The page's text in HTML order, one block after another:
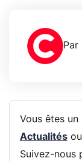
Par
Vous êtes
Actualitésou
Suivez-nous